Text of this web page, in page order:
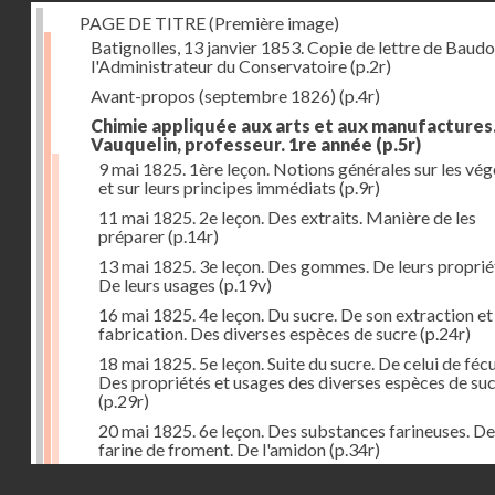
PAGE DE TITRE (Première image)
Batignolles, 13 janvier 1853. Copie de lettre de
l'Administrateur du Conservatoire(p.2r)
Avant-propos (septembre 1826) (p.4r)
Chimie appliquée aux arts et aux
Vauquelin, professeur. 1re année (p.5r)
9 mai 1825. 1ère leçon. Notions générales sur les
et sur leurs principes immédiats (p.9r)
11 mai 1825. 2e leçon. Des extraits. Manière de les
préparer(p.14r)
13 mai 1825. 3e leçon. Des gommes. De leurs
De leurs usages (p.19v)
16 mai 1825. 4e leçon. Du sucre. De son extraction et
fabrication. Des diverses espèces de sucre(p.24r)
18 mai 1825. 5e leçon. Suite du sucre. De celui de
Des propriétés et usages des diverses espèces de
(p.29r)
20 mai 1825. 6e leçon. Des substances farineuses.
farine de froment. De l'amidon(p.34r)